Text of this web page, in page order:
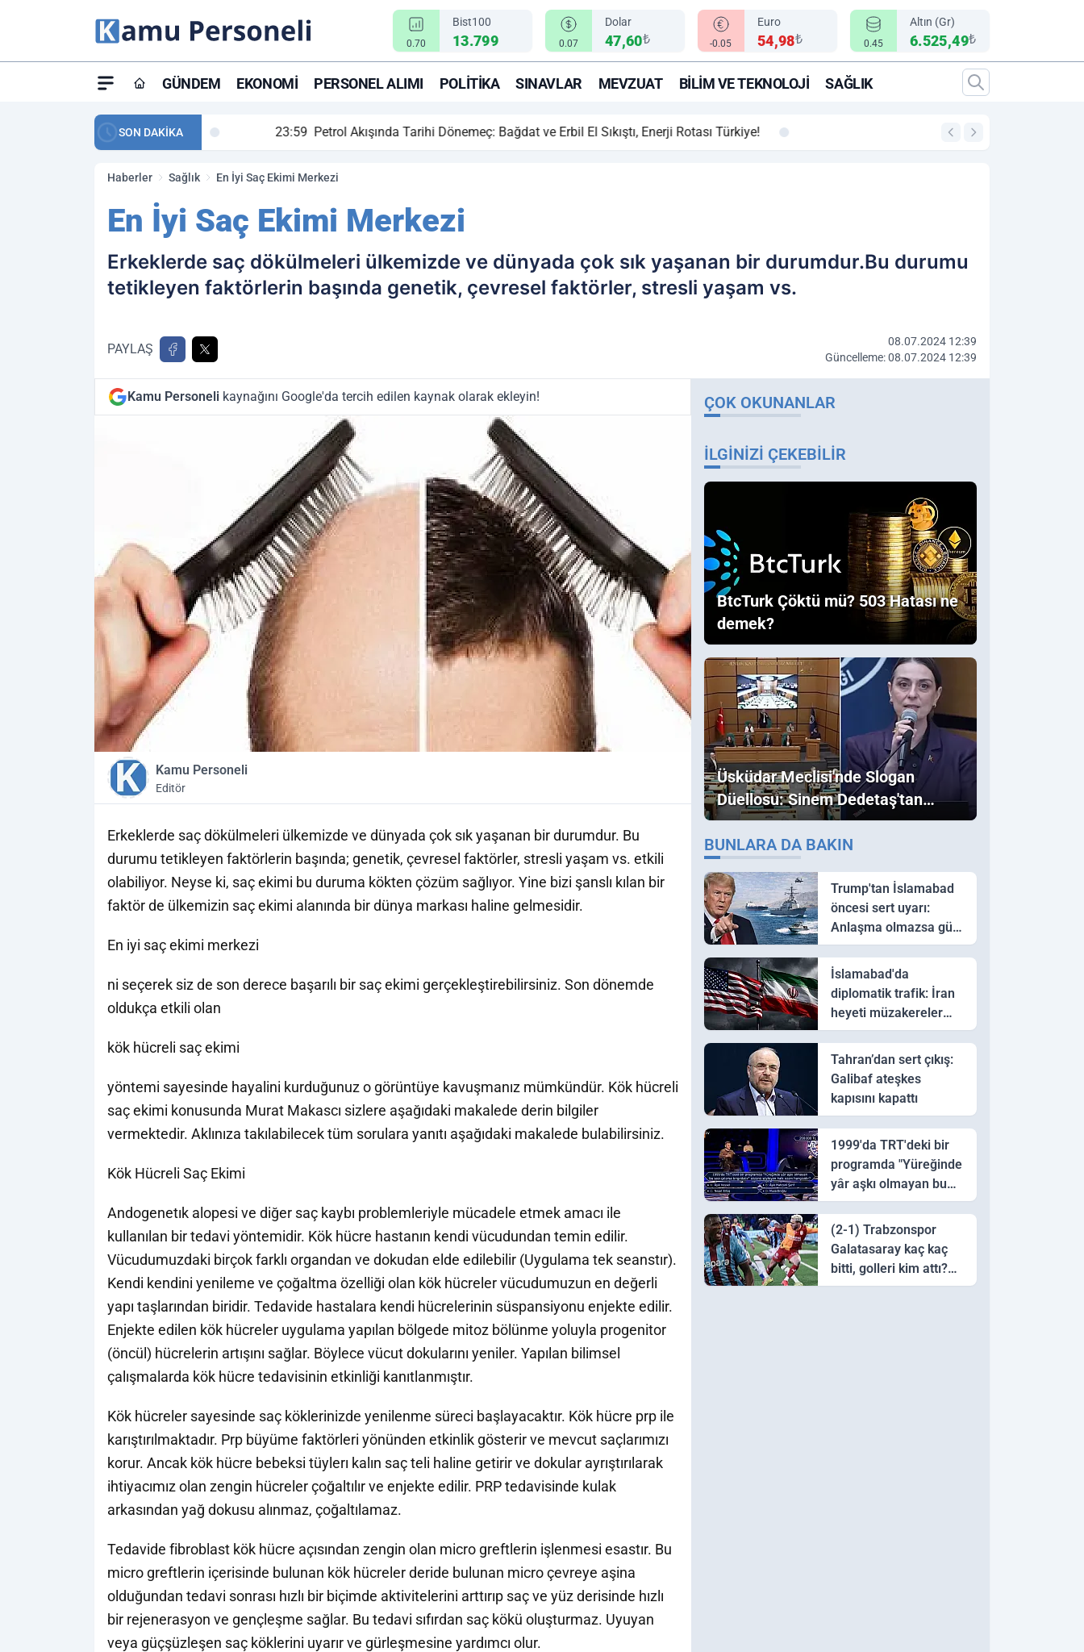
0.70
Bist100
13.799 0.07
Dolar
47,60₺ -0.05
Euro
54,98₺ 0.45
Altın (Gr)
6.525,49₺
GÜNDEM EKONOMI PERSONEL ALIMI POLITIKA SINAVLAR MEVZUAT BILIM VE TEKNOLOJI SAĞLIK
SON DAKİKA
maç özeti ve golleri! 23:59 Petrol Akışında Tarihi Dönemeç: Bağdat ve Erbil El Sıkıştı, Enerji Rotası Türkiye! 00:12
Haberler Sağlık En İyi Saç Ekimi Merkezi
En İyi Saç Ekimi Merkezi
Erkeklerde saç dökülmeleri ülkemizde ve dünyada çok sık yaşanan bir durumdur.Bu durumu
tetikleyen faktörlerin başında genetik, çevresel faktörler, stresli yaşam vs.
PAYLAŞ
08.07.2024 12:39
Güncelleme: 08.07.2024 12:39
Kamu Personeli kaynağını Google'da tercih edilen kaynak olarak ekleyin!
Kamu Personeli
Editör
Erkeklerde saç dökülmeleri ülkemizde ve dünyada çok sık yaşanan bir durumdur. Bu
durumu tetikleyen faktörlerin başında; genetik, çevresel faktörler, stresli yaşam vs. etkili
olabiliyor. Neyse ki, saç ekimi bu duruma kökten çözüm sağlıyor. Yine bizi şanslı kılan bir
faktör de ülkemizin saç ekimi alanında bir dünya markası haline gelmesidir.
En iyi saç ekimi merkezi
ni seçerek siz de son derece başarılı bir saç ekimi gerçekleştirebilirsiniz. Son dönemde
oldukça etkili olan
kök hücreli saç ekimi
yöntemi sayesinde hayalini kurduğunuz o görüntüye kavuşmanız mümkündür. Kök hücreli
saç ekimi konusunda Murat Makascı sizlere aşağıdaki makalede derin bilgiler
vermektedir. Aklınıza takılabilecek tüm sorulara yanıtı aşağıdaki makalede bulabilirsiniz.
Kök Hücreli Saç Ekimi
Andogenetık alopesi ve diğer saç kaybı problemleriyle mücadele etmek amacı ile
kullanılan bir tedavi yöntemidir. Kök hücre hastanın kendi vücudundan temin edilir.
Vücudumuzdaki birçok farklı organdan ve dokudan elde edilebilir (Uygulama tek seanstır).
Kendi kendini yenileme ve çoğaltma özelliği olan kök hücreler vücudumuzun en değerli
yapı taşlarından biridir. Tedavide hastalara kendi hücrelerinin süspansiyonu enjekte edilir.
Enjekte edilen kök hücreler uygulama yapılan bölgede mitoz bölünme yoluyla progenitor
(öncül) hücrelerin artışını sağlar. Böylece vücut dokularını yeniler. Yapılan bilimsel
çalışmalarda kök hücre tedavisinin etkinliği kanıtlanmıştır.
Kök hücreler sayesinde saç köklerinizde yenilenme süreci başlayacaktır. Kök hücre prp ile
karıştırılmaktadır. Prp büyüme faktörleri yönünden etkinlik gösterir ve mevcut saçlarımızı
korur. Ancak kök hücre bebeksi tüylerı kalın saç teli haline getirir ve dokular ayrıştırılarak
ihtiyacımız olan zengin hücreler çoğaltılır ve enjekte edilir. PRP tedavisinde kulak
arkasından yağ dokusu alınmaz, çoğaltılamaz.
Tedavide fibroblast kök hücre açısından zengin olan micro greftlerin işlenmesi esastır. Bu
micro greftlerin içerisinde bulunan kök hücreler deride bulunan micro çevreye aşina
olduğundan tedavi sonrası hızlı bir biçimde aktivitelerini arttırıp saç ve yüz derisinde hızlı
bir rejenerasyon ve gençleşme sağlar. Bu tedavi sıfırdan saç kökü oluşturmaz. Uyuyan
veya güçşüzleşen saç köklerini uyarır ve gürleşmesine yardımcı olur.
ÇOK OKUNANLAR
İLGINIZI ÇEKEBILIR
BtcTurk Çöktü mü? 503 Hatası ne
demek?
Üsküdar Meclisi'nde Slogan
Düellosu: Sinem Dedetaş'tan
Ezber Bozan "Erdoğan" ve
"İmamoğlu" Çıkışı!
BUNLARA DA BAKIN
Trump'tan İslamabad
öncesi sert uyarı:
Anlaşma olmazsa güç
kullanırız
İslamabad'da
diplomatik trafik: İran
heyeti müzakereler
için Pakistan'a ulaştı
Tahran’dan sert çıkış:
Galibaf ateşkes
kapısını kapattı
1999'da TRT'deki bir
programda "Yüreğinde
yâr aşkı olmayan bu
sazı çalarsa tingirdatır"
sözünü söyleyen halk
ozanı hangisidir?
(2-1) Trabzonspor
Galatasaray kaç kaç
bitti, golleri kim attı?
Trabzonspor